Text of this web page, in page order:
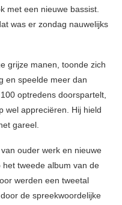
met een nieuwe bassist.
was er zondag nauwelijks
grijze manen, toonde zich
en speelde meer dan
optredens doorspartelt,
wel appreciëren. Hij hield
gareel.
ouder werk en nieuwe
tweede album van de
werden een tweetal
de spreekwoordelijke